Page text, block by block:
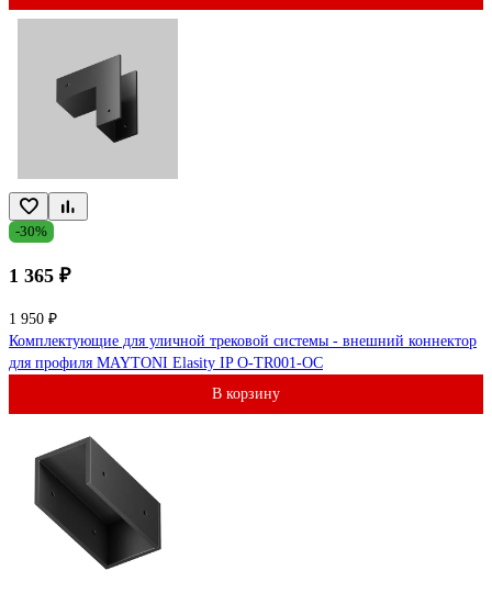
-30%
1 365 ₽
1 950 ₽
Комплектующие для уличной трековой системы - внешний коннектор
для профиля MAYTONI Elasity IP O-TR001-OC
В корзину